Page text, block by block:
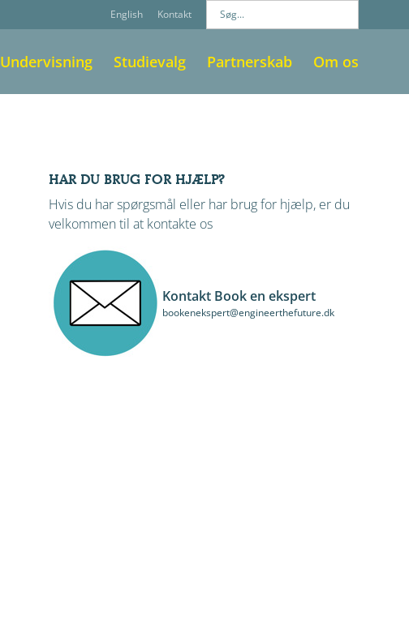
English Kontakt
Undervisning Studievalg Partnerskab Om os
HAR DU BRUG FOR HJÆLP?
Hvis du har spørgsmål eller har brug for hjælp, er du
velkommen til at kontakte os
Kontakt Book en ekspert
bookenekspert@engineerthefuture.dk